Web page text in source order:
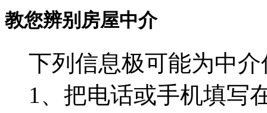
教您辨别房屋中介
下列信息极可能为中
1、把电话或手机填写